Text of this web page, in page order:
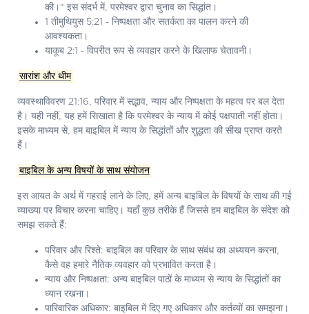
की।" इस संदर्भ में, परमेश्वर द्वारा चुनाव का सिद्धांत।
1 तीमुथियुस 5:21 - निष्पक्षता और सतर्कता का पालन करने की
आवश्यकता।
याकूब 2:1 - विपरीत रूप से व्यवहार करने के खिलाफ चेतावनी।
सारांश और थीम
व्यवस्थाविवरण 21:16, परिवार में सद्भाव, न्याय और निष्पक्षता के महत्व पर बल देता
है। यही नहीं, यह हमें सिखाता है कि परमेश्वर के न्याय में कोई पक्षपाती नहीं होता।
इसके माध्यम से, हम बाइबिल में न्याय के सिद्धांतों और शुद्धता की सीख प्राप्त करते
हैं।
बाइबिल के अन्य विषयों के साथ संयोजन
इस आयत के अर्थ में गहराई लाने के लिए, हमें अन्य बाइबिल के विषयों के साथ की गई
व्याख्या पर विचार करना चाहिए। यहाँ कुछ तरीके हैं जिससे हम बाइबिल के संदेश को
समझ सकते हैं:
परिवार और रिश्ते: बाइबिल का परिवार के साथ संबंध का अध्ययन करना,
कैसे वह हमारे नैतिक व्यवहार को प्रभावित करता है।
न्याय और निष्पक्षता: अन्य बाइबिल पाठों के माध्यम से न्याय के सिद्धांतों का
ध्यान रखना।
पारिवारिक अधिकार: बाइबिल में दिए गए अधिकार और कर्तव्यों का समझना।